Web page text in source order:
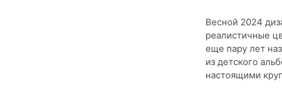
Весной 2024
реалистичные
еще пару лет
из детского
настоящими